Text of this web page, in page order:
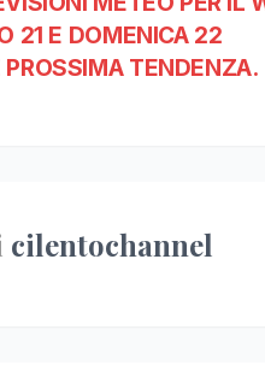
21 E DOMENICA 22
TENDENZA.
cilentochannel